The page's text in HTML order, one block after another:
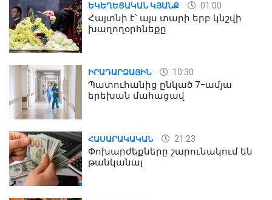
ԵԿԵՂԵՑԱԿԱՆ ԿՅԱՆՔ 01:00
Հայտնի է՝ այս տարի երբ կնշվի
խաղողօրհնեքը
ԻՐԱԴԱՐՁԱՅԻՆ 10:30
Պատուհանից ընկած 7-ամյա
երեխան մահացավ
ՀԱՍԱՐԱԿԱԿԱՆ 21:23
Փոխարժեքները շարունակում են
թանկանալ